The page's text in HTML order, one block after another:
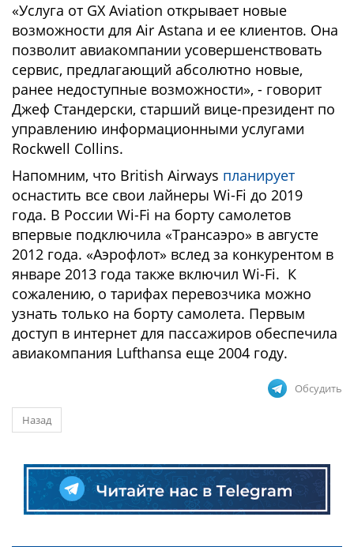
«Услуга от GX Aviation открывает новые
возможности для Air Astana и ее клиентов. Она
позволит авиакомпании усовершенствовать
сервис, предлагающий абсолютно новые,
ранее недоступные возможности», - говорит
Джеф Стандерски, старший вице-президент по
управлению информационными услугами
Rockwell Collins.
Напомним, что British Airways планирует
оснастить все свои лайнеры Wi-Fi до 2019
года. В России Wi-Fi на борту самолетов
впервые подключила «Трансаэро» в августе
2012 года. «Аэрофлот» вслед за конкурентом в
январе 2013 года также включил Wi-Fi. К
сожалению, о тарифах перевозчика можно
узнать только на борту самолета. Первым
доступ в интернет для пассажиров обеспечила
авиакомпания Lufthansa еще 2004 году.
Обсудить
Назад